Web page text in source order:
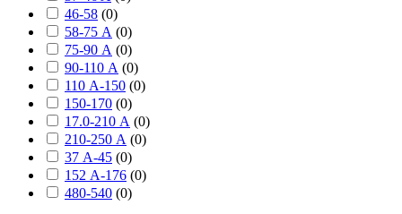
46-58 (0)
58-75 А (0)
75-90 А (0)
90-110 А (0)
110 А-150 (0)
150-170 (0)
17.0-210 А (0)
210-250 А (0)
37 А-45 (0)
152 А-176 (0)
480-540 (0)